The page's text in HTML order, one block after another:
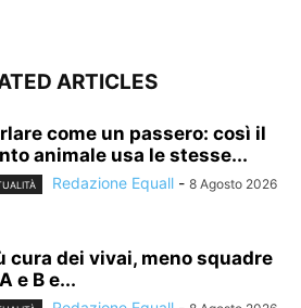
ARTICLES
come un passero: così il
animale usa le stesse...
Redazione Equall - 8 Agosto 2026
cura dei vivai, meno squadre
e B e...